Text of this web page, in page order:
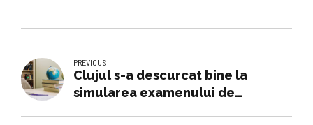
PREVIOUS
Clujul s-a descurcat bine la
simularea examenului de